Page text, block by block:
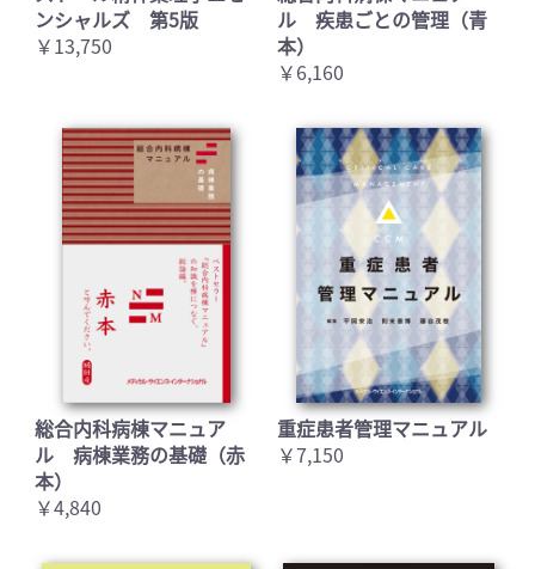
ンシャルズ 第5版
￥13,750
ル 疾患ごとの管理（青
本）
￥6,160
総合内科病棟マニュア
ル 病棟業務の基礎（赤
本）
￥4,840
重症患者管理マニュアル
￥7,150